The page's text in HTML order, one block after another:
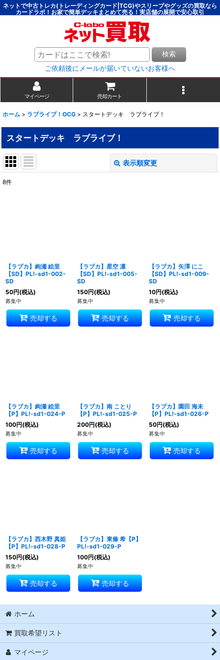
ネットで中古トレカ(トレーディングカード|TCG)やスリーブやグッズの買取なら
カードラボ！お家で簡単デッキまとめて売る！実店舗の展開で安心取引
検索
ご依頼後にメールが届いていないお客様へ
マイページ 売却カート
ホーム > ラブライブ！OCG > スタートデッキ ラブライブ！
スタートデッキ ラブライブ！
表示順変更
8件
【ラブカ】絢瀬 絵里
【SD】PL!-sd1-002-
SD
50円(税込)
募集中
売却する
【ラブカ】星空 凛
【SD】PL!-sd1-005-
SD
150円(税込)
募集中
売却する
【ラブカ】矢澤 にこ
【SD】PL!-sd1-009-
SD
10円(税込)
募集中
売却する
【ラブカ】絢瀬 絵里
【P】PL!-sd1-024-P
100円(税込)
募集中
売却する
【ラブカ】南 ことり
【P】PL!-sd1-025-P
200円(税込)
募集中
売却する
【ラブカ】園田 海未
【P】PL!-sd1-026-P
50円(税込)
募集中
売却する
【ラブカ】西木野 真姫
【P】PL!-sd1-028-P
150円(税込)
募集中
売却する
【ラブカ】東條 希【P】
PL!-sd1-029-P
100円(税込)
募集中
売却する
ホーム
買取希望リスト
マイページ